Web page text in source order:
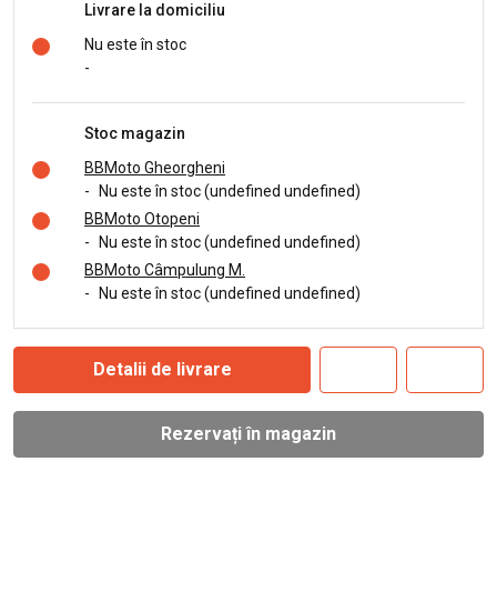
Livrare la domiciliu
Nu este în stoc
-
Stoc magazin
BBMoto Gheorgheni
-
Nu este în stoc (undefined undefined)
BBMoto Otopeni
-
Nu este în stoc (undefined undefined)
BBMoto Câmpulung M.
-
Nu este în stoc (undefined undefined)
Detalii de livrare
Rezervați în magazin